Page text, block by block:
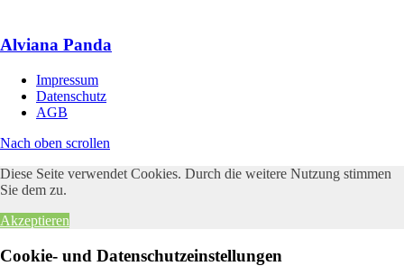
Alviana Panda
Impressum
Datenschutz
AGB
Nach oben scrollen
Diese Seite verwendet Cookies. Durch die weitere Nutzung stimmen
Sie dem zu.
Akzeptieren
Cookie- und Datenschutzeinstellungen